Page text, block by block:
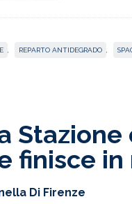
REPARTO ANTIDEGRADO
Stazione
finisce
Di Firenze